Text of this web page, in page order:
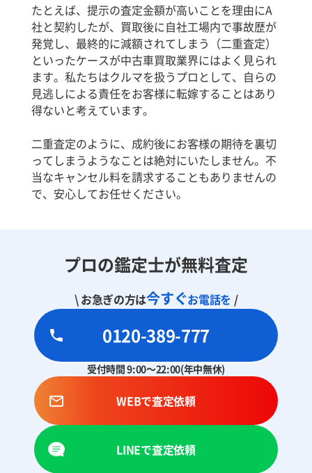
たとえば、提示の査定金額が高いことを理由にA
社と契約したが、買取後に自社工場内で事故歴が
発覚し、最終的に減額されてしまう（二重査定）
といったケースが中古車買取業界にはよく見られ
ます。私たちはクルマを扱うプロとして、自らの
見逃しによる責任をお客様に転嫁することはあり
得ないと考えています。
二重査定のように、成約後にお客様の期待を裏切
ってしまうようなことは絶対にいたしません。不
当なキャンセル料を請求することもありませんの
で、安心してお任せください。
プロの鑑定士が無料査定
\ お急ぎの方は今すぐお電話を /
0120-389-777
受付時間 9:00～22:00(年中無休)
WEBで査定依頼
LINEで査定依頼